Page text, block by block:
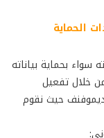
سواء بحماية بياناته
خلال تفعيل
حيث نقوم